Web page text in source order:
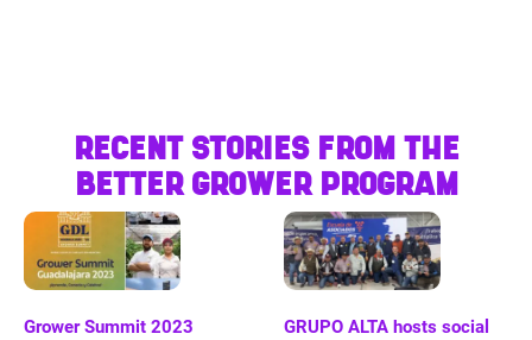
RECENT STORIES FROM THE
BETTER GROWER PROGRAM
Grower Summit 2023
GRUPO ALTA hosts social